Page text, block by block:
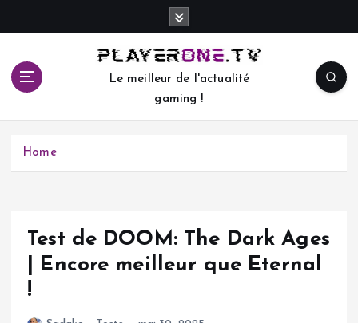
c
Le meilleur de l'actualité
gaming !
Home
Test de DOOM: The Dark Ages
| Encore meilleur que Eternal
!